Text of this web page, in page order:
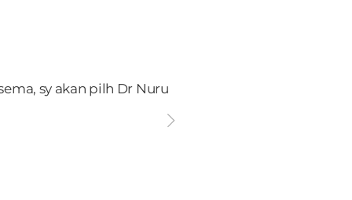
sy akan pilh Dr Nurul. Sangat baik dan